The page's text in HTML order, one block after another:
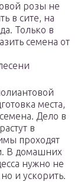
розы не
в сите, на
Только в
семена от
места,
Дело в
в
проходят
В домашних
нужно не
и ускорить.